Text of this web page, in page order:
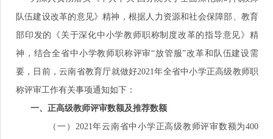
队伍建设改革的意见》精神，根据人力资源和社会保障部、教育
部印发的《关于深化中小学教师职称制度改革的指导意见》精
神，结合全省中小学教师职称评审“放管服”改革和队伍建设需
要，日前，云南省教育厅就做好2021年全省中小学正高级教师职
称评审工作有关事项通知如下：
一、正高级教师评审数额及推荐数额
（一）2021年云南省中小学正高级教师评审数额为400